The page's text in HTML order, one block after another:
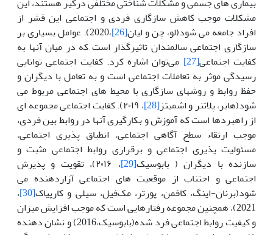
مشکلات موجب کاهش سازگاری فردی و اجتماعی این قشر از
افراد جامعه می شود(لو، چن و لیان[26]
،2020). عوامل بسیاری بر
سازگاری اجتماعی سالمندان تاثیرگذار است که در میان آنها به
کفایت اجتماعی[27]
می‌توان اشاره کرد. کفایت اجتماعی توانایی
رسیدگی موثر به تعاملات اجتماعی است و به تعامل با دیگران و
حفظ روابط و روشهای سازگاری با محیط های اجتماعی مربوط می
شود(هابر، پلاتنر و اشمیتز[28]
، ۲۰۱۹). کفایت اجتماعی مجموعه ای
از راهبردها است که آموزش و بکارگیری آنها در روابط بین فردی،
موجب ارتقاء سطح آگاهی اجتماعی، انطباق پذیری اجتماعی،
مسئولیت پذیری اجتماعی و برقراری روابط اجتماعی مثبت و
سازنده با دیگران ( بابوسیک[29]
، ۲۰۱۶)، تقویت و پذیرش
اجتماعی و اجتناب از موقعیت های اجتماعی آزاردهنده می
شود(برنان-اینگ، کافمن، پورتر، مک‌فیل، سیلی و کارپیاک[30]
،
2021)، همچنین مجموعه رفتارهایی است که موجب افزایش میزان
و کیفیت روابط اجتماعی فرد شده(بابوسیک،2016) و نشان دهنده